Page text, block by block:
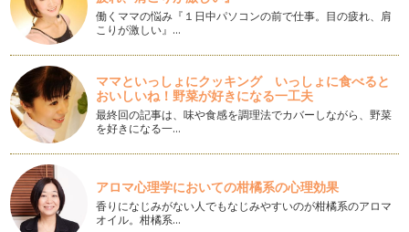
空間を彩るボール型のブーケ
今流行りのハニカムボールをご存知でしょうか？ &n…
お部屋に癒しのお花を飾ってみませんか？
『子育てに追われて自分の時間をなかなか見つけられな
い・・・』 『お部屋が子どものお…
母の日の花贈りに永く飾れるプリザーブドフラワーはいかがで
すか？
母の日＝赤いカーネーションを思い浮か…
多肉植物の寄せ植えを楽しみませんか？
今大ブームの多肉植物。 ぷっくりした葉や個性…
働くママの悩み『１日中パソコンの前で仕事。目の疲れ、肩
こりが激しい』…
ママといっしょにクッキング いっしょに食べると
おいしいね！野菜が好きになる一工夫
最終回の記事は、味や食感を調理法でカバーしながら、野菜
を好きになる一…
アロマ心理学においての柑橘系の心理効果
香りになじみがない人でもなじみやすいのが柑橘系のアロマ
オイル。柑橘系…